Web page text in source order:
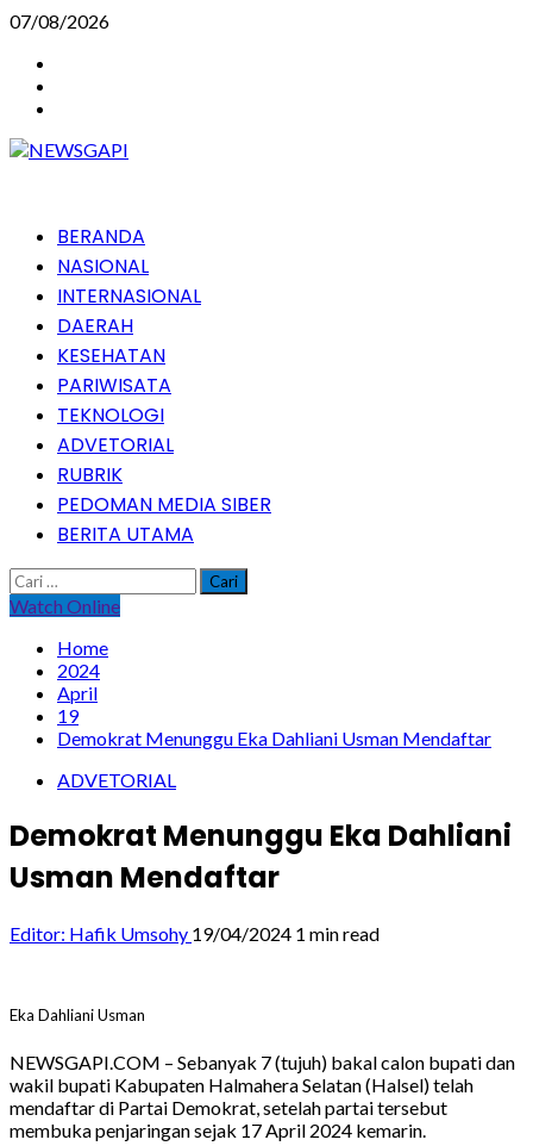
Skip
content
07/08/2026
PrimaryBERANDA
NASIONAL
INTERNASIONAL
DAERAH
KESEHATAN
PARIWISATA
TEKNOLOGI
ADVETORIAL
RUBRIK
PEDOMAN MEDIA SIBER
BERITA UTAMA
Cari
untuk:
Watch Online
Home
2024
April
19
Demokrat Menunggu Eka Dahliani Usman Mendaftar
ADVETORIAL
Demokrat Menunggu Eka Dahliani
Usman Mendaftar
Editor: Hafik Umsohy 19/04/2024 1 min read
Eka Dahliani Usman
NEWSGAPI.COM – Sebanyak 7 (tujuh) bakal calon bupati dan
wakil bupati Kabupaten Halmahera Selatan (Halsel) telah
mendaftar di Partai Demokrat, setelah partai tersebut
membuka penjaringan sejak 17 April 2024 kemarin.